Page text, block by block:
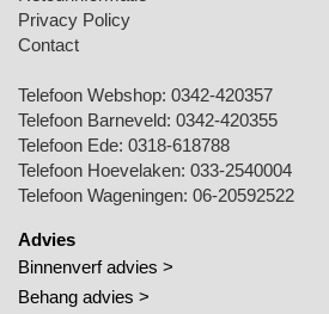
Privacy Policy
Contact
Telefoon Webshop: 0342-420357
Telefoon Barneveld: 0342-420355
Telefoon Ede: 0318-618788
Telefoon Hoevelaken: 033-2540004
Telefoon Wageningen: 06-20592522
Advies
Binnenverf advies >
Behang advies >